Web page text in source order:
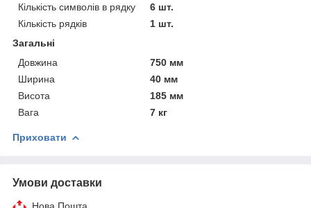
Кількість символів в рядку
6 шт.
Кількість рядків
1 шт.
Загальні
Довжина
750 мм
Ширина
40 мм
Висота
185 мм
Вага
7 кг
Приховати
Умови доставки
Нова Пошта